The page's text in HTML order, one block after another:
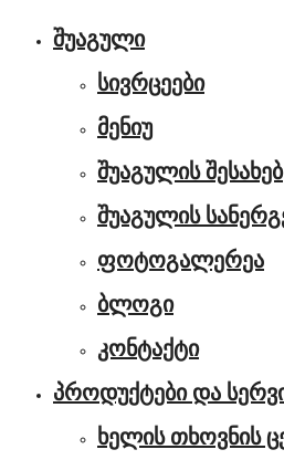
შუაგული
სივრცეები
მენიუ
შუაგულის შესახებ
შუაგულის
ფოტოგალერეა
ბლოგი
კონტაქტი
პროდუქტები და
ხელის თხოვნის